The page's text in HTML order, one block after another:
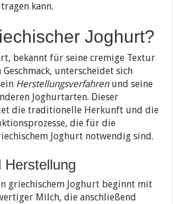
kann.
Joghurt?
bekannt für seine cremige Textur
unterscheidet sich
Herstellungsverfahrenund seine
Joghurtarten. Dieser
die traditionelle Herkunft und die
die für die
Joghurt notwendig sind.
Herstellung
griechischem Joghurt beginnt mit
Milch, die anschließend